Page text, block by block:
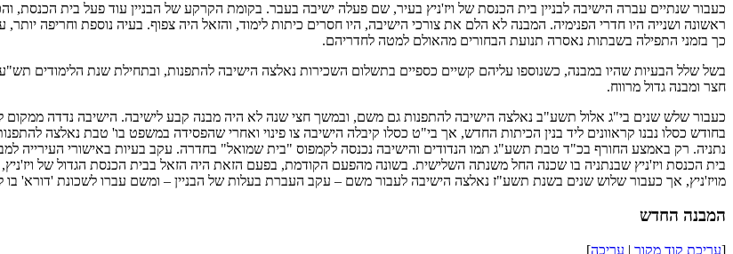
כעבור שנתיים עברה הישיבה לבניין בית הכנסת של ויז'ניץ בעיר, שם פעלה ישיבה בעבר. בקומת הקרקע של הבניין עוד פעל בית
ראשונה ושנייה היו חדרי הפנימיה. המבנה לא הלם את צורכי הישיבה, היו חסרים כיתות לימוד, והזאל היה צפוף. בעיה נוספת וחריפה
כך בזמני התפילה בשבתות נאסרה תנועת הבחורים מהאולם למטה לחדריהם.
בשל שלל הבעיות שהיו במבנה, כשנוספו עליהם קשיים כספיים בתשלום השכירות נאלצה הישיבה להתפנות, ובתחילת שנת הלימודים
חצר ומבנה גדול מרווח.
כעבור שלש שנים בי"ג אלול תשע"ב נאלצה הישיבה להתפנות גם משם, ובמשך חצי שנה לא היה מבנה קבע לישיבה. הישיבה נדדה ממקום
בחודש כסלו נבנו קראוונים ליד בנין הכיתות החדש, אך בי"ט כסלו קיבלה הישיבה צו פינוי ואחרי שהפסידה במשפט בו' טבת נאלצה
נתניה. רק באמצע החורף בכ"ד טבת תשע"ג תמו הנדודים והישיבה נכנסה לקמפוס "בית שמואל" בחדרה. עקב בעיות באישורי העירייה
בית הכנסת ויז'ניץ שבנתניה בו שכנה החל משנתה השלישית. בשונה מהפעם הקודמת, בפעם הזאת היה הזאל בבית הכנסת הגדול של
מויז'ניץ, אך כעבור שלוש שנים בשנת תשע"ז נאלצה הישיבה לעבור משם – עקב העברת בעלות של הבניין – ומשם עברו לשכונת 'דורא' בו
המבנה החדש
[עריכת קוד מקור | עריכה]